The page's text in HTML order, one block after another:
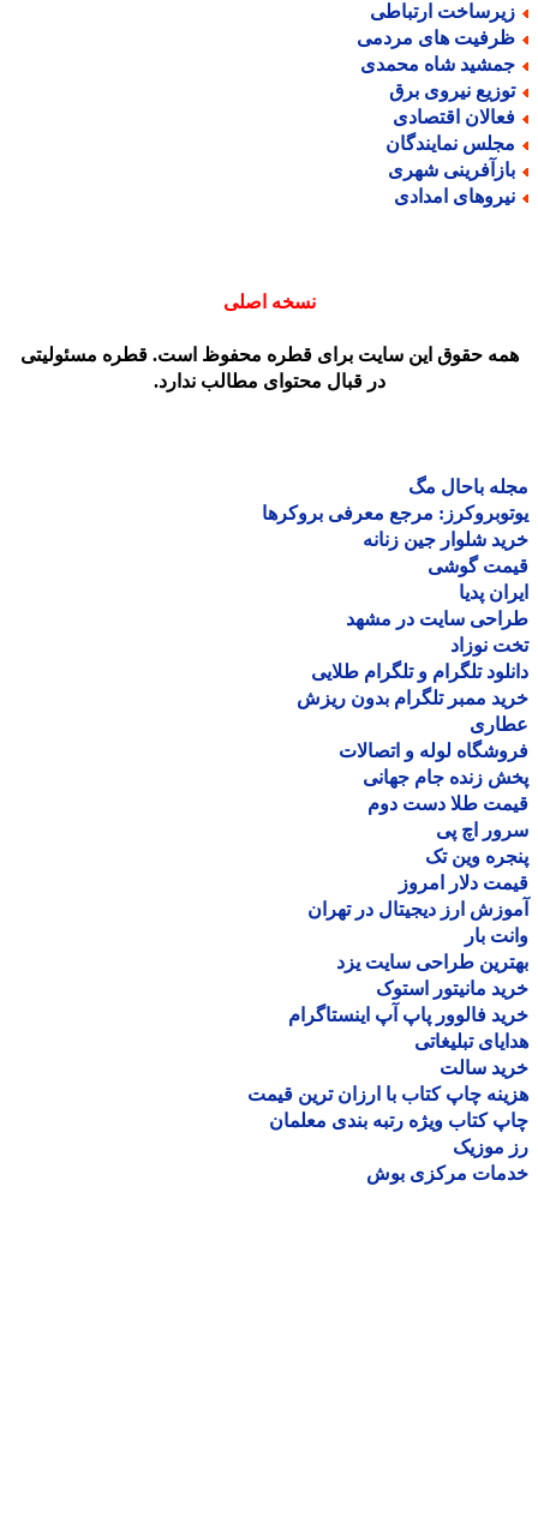
ارتباطی
های مردمی
شاه محمدی
نیروی برق
اقتصادی
نمایندگان
شهری
امدادی
نسخه اصلی
حقوق این سایت برای قطره محفوظ است. قطره مسئولیتی
در قبال محتوای مطالب ندارد.
باحال مگ
مرجع معرفی بروکرها
شلوار جین زنانه
گوشی
پدیا
سایت در مشهد
نوزاد
تلگرام و تلگرام طلایی
ممبر تلگرام بدون ریزش
لوله و اتصالات
زنده جام جهانی
طلا دست دوم
اچ پی
وین تک
دلار امروز
ارز دیجیتال در تهران
بار
طراحی سایت یزد
مانیتور استوک
فالوور پاپ آپ اینستاگرام
تبلیغاتی
سالت
چاپ کتاب با ارزان ترین قیمت
کتاب ویژه رتبه بندی معلمان
موزیک
مرکزی بوش